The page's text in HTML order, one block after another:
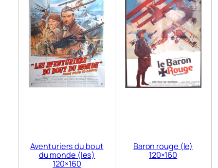
Aventuriers du bout
du monde (les)
120×160
Baron rouge (le)
120×160